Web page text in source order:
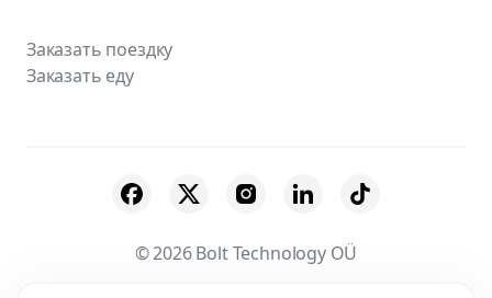
Заказать поездку
Заказать еду
© 2026 Bolt Technology OÜ